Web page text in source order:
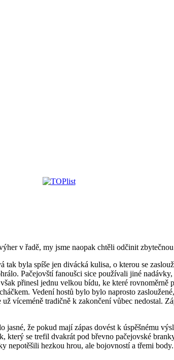
v řadě, my jsme naopak chtěli odčinit
byla spíše jen divácká kulisa, o kterou se
Pačejovští fanoušci sice používali jiné
přinesl jednu velkou bídu, ke které rovnoměrně
Vedení hostů bylo bylo naprosto
víceméně tradičně k zakončení vůbec nedostal.
že pokud mají zápas dovést k úspěšnému
se trefil dvakrát pod břevno pačejovské
hezkou hrou, ale bojovností a třemi